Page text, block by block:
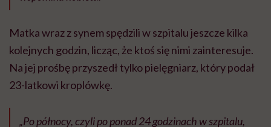
Matka wraz z synem spędzili w szpitalu jeszcze kilka
kolejnych godzin, licząc, że ktoś się nimi zainteresuje.
Na jej prośbę przyszedł tylko pielęgniarz, który podał
23-latkowi kroplówkę.
„Po północy, czyli po ponad 24 godzinach w szpitalu,